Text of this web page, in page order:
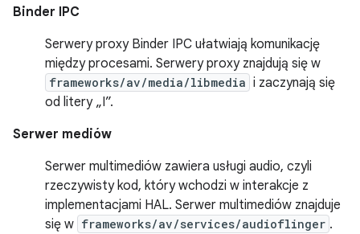
Binder IPC
Serwery proxy Binder IPC ułatwiają komunikację
między procesami. Serwery proxy znajdują się w
frameworks/av/media/libmedia i zaczynają się
od litery „I”.
Serwer mediów
Serwer multimediów zawiera usługi audio, czyli
rzeczywisty kod, który wchodzi w interakcje z
implementacjami HAL. Serwer multimediów znajduje
się w frameworks/av/services/audioflinger .